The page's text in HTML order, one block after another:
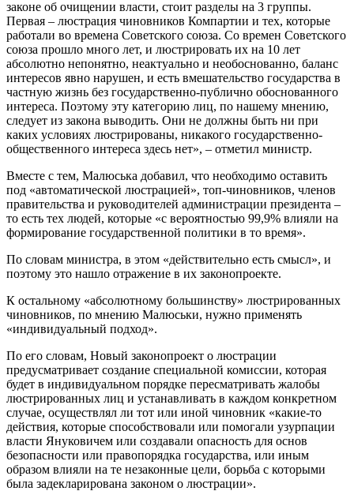
законе об очищении власти, стоит разделы на 3 группы.
Первая – люстрация чиновников Компартии и тех, которые
работали во времена Советского союза. Со времен Советского
союза прошло много лет, и люстрировать их на 10 лет
абсолютно непонятно, неактуально и необоснованно, баланс
интересов явно нарушен, и есть вмешательство государства в
частную жизнь без государственно-публично обоснованного
интереса. Поэтому эту категорию лиц, по нашему мнению,
следует из закона выводить. Они не должны быть ни при
каких условиях люстрированы, никакого государственно-
общественного интереса здесь нет», – отметил министр.
Вместе с тем, Малюська добавил, что необходимо оставить
под «автоматической люстрацией», топ-чиновников, членов
правительства и руководителей администрации президента –
то есть тех людей, которые «с вероятностью 99,9% влияли на
формирование государственной политики в то время».
По словам министра, в этом «действительно есть смысл», и
поэтому это нашло отражение в их законопроекте.
К остальному «абсолютному большинству» люстрированных
чиновников, по мнению Малюськи, нужно применять
«индивидуальный подход».
По его словам, Новый законопроект о люстрации
предусматривает создание специальной комиссии, которая
будет в индивидуальном порядке пересматривать жалобы
люстрированных лиц и устанавливать в каждом конкретном
случае, осуществлял ли тот или иной чиновник «какие-то
действия, которые способствовали или помогали узурпации
власти Януковичем или создавали опасность для основ
безопасности или правопорядка государства, или иным
образом влияли на те незаконные цели, борьба с которыми
была задекларирована законом о люстрации».